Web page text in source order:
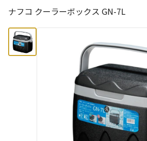
ナフコ クーラーボックス GN-7L